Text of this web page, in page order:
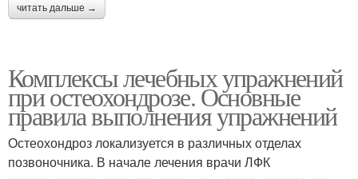
читать дальше →
Комплексы лечебных упражнений
при остеохондрозе. Основные
правила выполнения упражнений
Остеохондроз локализуется в различных отделах
позвоночника. В начале лечения врачи ЛФК